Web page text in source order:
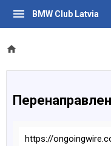
BMW Club Latvia
https://